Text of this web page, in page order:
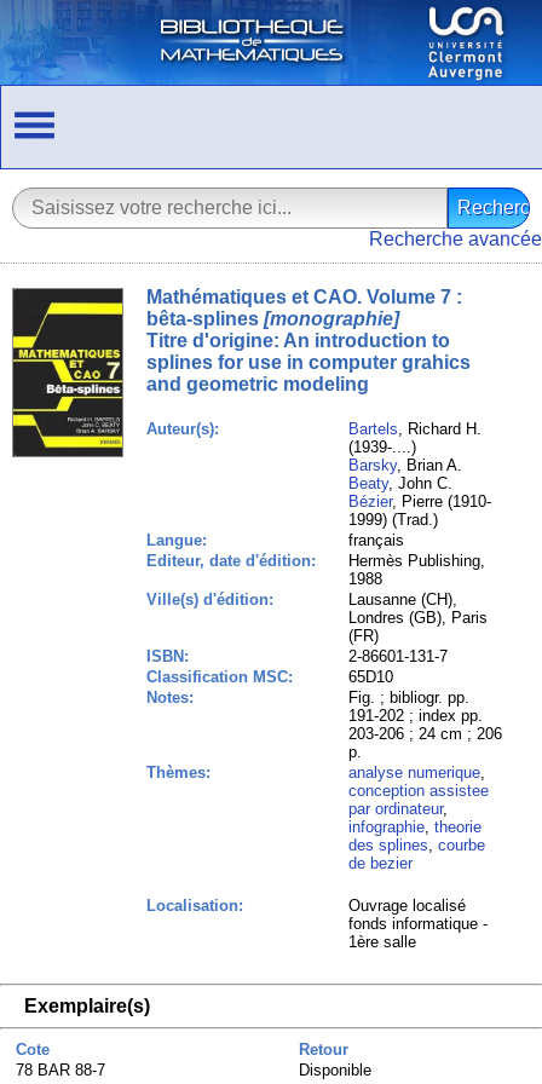
Recherche avancée
Mathématiques et CAO. Volume 7 :
bêta-splines [monographie]
Titre d'origine: An introduction to
splines for use in computer grahics
and geometric modeling
Auteur(s): Bartels, Richard H.
(1939-....)
Barsky, Brian A.
Beaty, John C.
Bézier, Pierre (1910-
1999) (Trad.)
Langue:
français
Editeur, date d'édition:
Hermès Publishing,
1988
Ville(s) d'édition:
Lausanne (CH),
Londres (GB), Paris
(FR)
ISBN:
2-86601-131-7
Classification MSC:
65D10
Notes:
Fig. ; bibliogr. pp.
191-202 ; index pp.
203-206 ; 24 cm ; 206
p.
Thèmes:
analyse numerique,
conception assistee
par ordinateur,
infographie,theorie
des splines,courbe
de bezier
Localisation:
Ouvrage localisé
fonds informatique -
1ère salle
Exemplaire(s)
Cote
Retour
78 BAR 88-7
Disponible